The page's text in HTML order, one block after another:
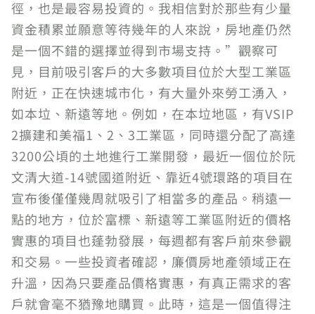
徑，也是最容易投資的。我相信對於那些有少量
資金積累並願意等待幾年的人來說，房地產仍然
是一個不錯的選擇並得到市場支持。”觀察可
見，目前吸引客戶的大多數項目位於大型工業區
附近，正在快速城市化，有大量外來勞工湧入，
如本垃、新遠等地。例如，在本垃地區，有VSIP
2擴建和美福1、2、3工業區，同時還分配了高達
3200公頃的土地進行工業開發，最近一個位於阮
文清大道-14號國道附近、靠近4號環路的項目在
宣布後僅僅幾周就吸引了相當多的產品。稍遠一
點的地方，位於富標、新遠等工業區附近的價格
實惠的項目也蓬勃發展，每週都有客戶前來參觀
和交易。一些投資者確認，廉價房地產領域正在
升溫，因為只要產品價格實惠，有真正需求的客
戶就會毫不猶豫地購買。此時，這是一個值得注